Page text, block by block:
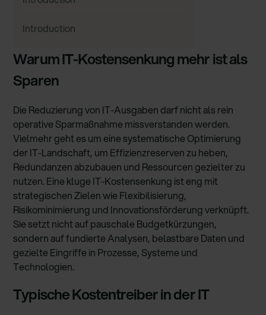
Introduction
Warum IT-Kostensenkung mehr ist als
Sparen
Die Reduzierung von IT-Ausgaben darf nicht als rein
operative Sparmaßnahme missverstanden werden.
Vielmehr geht es um eine systematische Optimierung
der IT-Landschaft, um Effizienzreserven zu heben,
Redundanzen abzubauen und Ressourcen gezielter zu
nutzen. Eine kluge IT-Kostensenkung ist eng mit
strategischen Zielen wie Flexibilisierung,
Risikominimierung und Innovationsförderung verknüpft.
Sie setzt nicht auf pauschale Budgetkürzungen,
sondern auf fundierte Analysen, belastbare Daten und
gezielte Eingriffe in Prozesse, Systeme und
Technologien.
Typische Kostentreiber in der IT